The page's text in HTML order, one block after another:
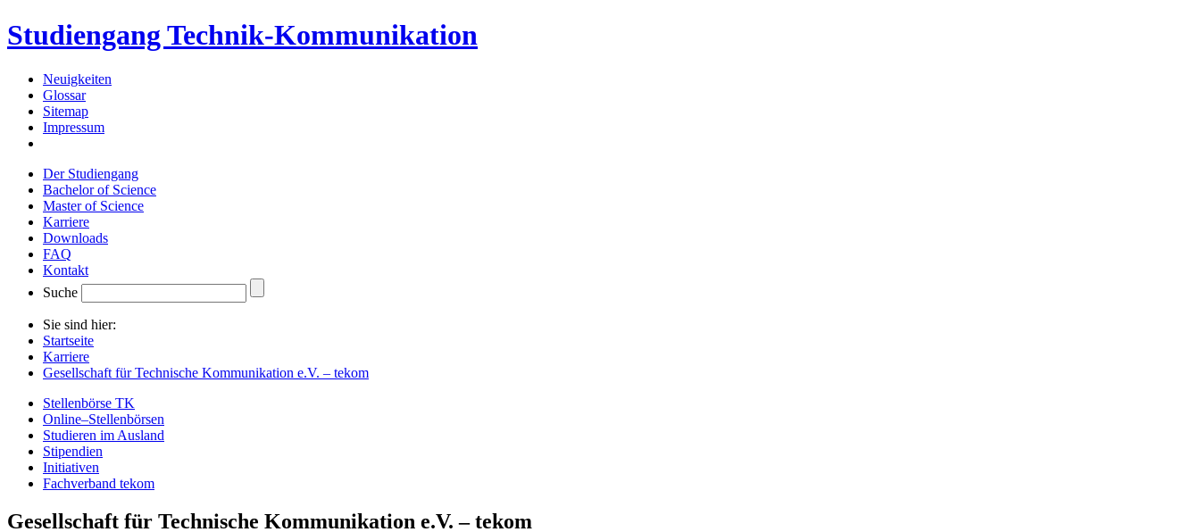
Studiengang Technik-Kommunikation
Neuigkeiten
Glossar
Sitemap
Impressum
Der Studiengang
Bachelor of Science
Master of Science
Karriere
Downloads
FAQ
Kontakt
Suche
Sie sind hier:
Startseite
Karriere
Gesellschaft für Technische Kommunikation e.V. – tekom
Stellenbörse TK
Online–Stellenbörsen
Studieren im Ausland
Stipendien
Initiativen
Fachverband tekom
Gesellschaft für Technische Kommunikation e.V. – tekom